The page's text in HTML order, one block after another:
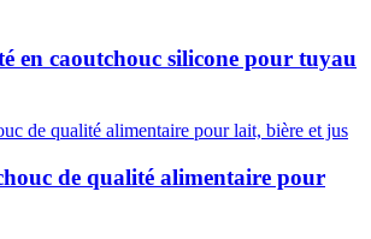
en caoutchouc silicone pour tuyau
de qualité alimentaire pour